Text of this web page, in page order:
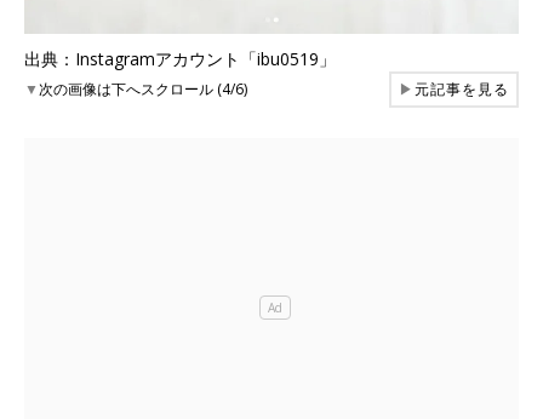
出典：Instagramアカウント「ibu0519」
▼次の画像は下へスクロール (4/6) ▶元記事を見る